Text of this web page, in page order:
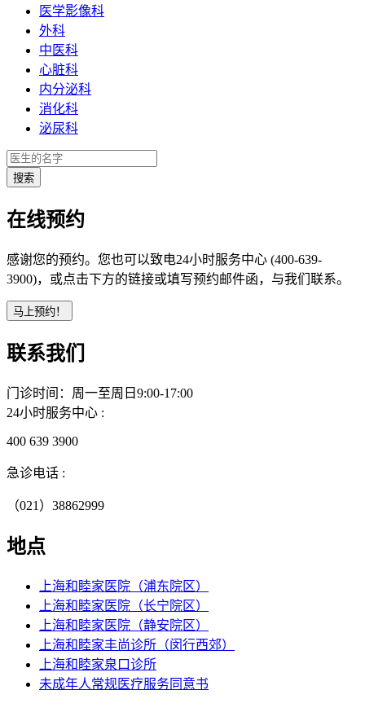
医学影像科
外科
中医科
心脏科
内分泌科
消化科
泌尿科
在线预约
感谢您的预约。您也可以致电24小时服务中心 (400-639-
3900)，或点击下方的链接或填写预约邮件函，与我们联系。
联系我们
门诊时间：周一至周日9:00-17:00
24小时服务中心 :
400 639 3900
急诊电话 :
（021）38862999
地点
上海和睦家医院（浦东院区）
上海和睦家医院（长宁院区）
上海和睦家医院（静安院区）
上海和睦家丰尚诊所（闵行西郊）
上海和睦家泉口诊所
未成年人常规医疗服务同意书